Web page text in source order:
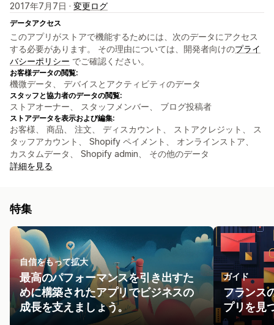
2017年7月7日 · 変更ログ
データアクセス
このアプリがストアで機能するためには、次のデータにアクセス
する必要があります。 その理由については、開発者向けのプライ
バシーポリシー でご確認ください。
お客様データの閲覧:
機微データ、 デバイスとアクティビティのデータ
スタッフと協力者のデータの閲覧:
ストアオーナー、 スタッフメンバー、 ブログ投稿者
ストアデータを表示および編集:
お客様、 商品、 注文、 ディスカウント、 ストアクレジット、 ス
タッフアカウント、 Shopify ペイメント、 オンラインストア、
カスタムデータ、 Shopify admin、 その他のデータ
詳細を見る
特集
自信をもって拡大
最高のパフォーマンスを引き出すた
めに構築されたアプリでビジネスの
成長を支えましょう。
ガイド
フランス
プリを見